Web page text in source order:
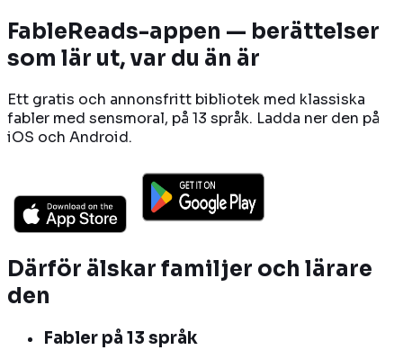
FableReads-appen — berättelser
som lär ut, var du än är
Ett gratis och annonsfritt bibliotek med klassiska
fabler med sensmoral, på 13 språk. Ladda ner den på
iOS och Android.
Därför älskar familjer och lärare
den
Fabler på 13 språk